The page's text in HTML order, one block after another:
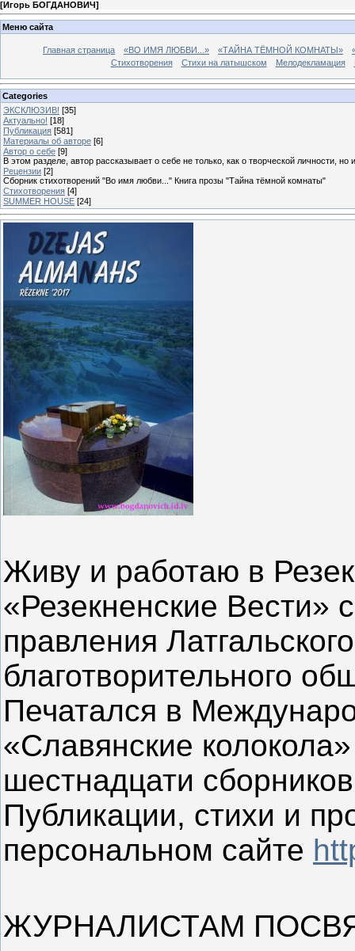
[Игорь БОГДАНОВИЧ]
Меню сайта
Главная страница «ВО ИМЯ ЛЮБВИ...» «ТАЙНА ТЁМНОЙ КОМНАТЫ»
Стихотворения
Стихи на латышском Мелодекламация
Categories
ЭКСКЛЮЗИВ! [35]
Актуально! [18]
Публикация [581]
Материалы об авторе [6]
Автор о себе [9]
В этом разделе, автор рассказывает о себе не только, как о творческой личности,
Рецензии [2]
Сборник стихотворений "Во имя любви..." Книга прозы "Тайна тёмной комнаты"
Стихотворения [4]
SUMMER HOUSE [24]
Живу и работаю в
«Резекненские Вести»
правления
благотворительного
Печатался в
«Славянские
шестнадцати
Публикации, стихи и
персональном сайте
ЖУРНАЛИСТАМ